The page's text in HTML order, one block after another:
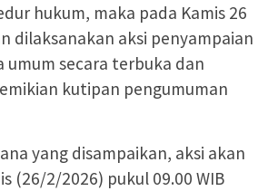
hukum, maka pada Kamis 26
dilaksanakan aksi penyampaian
umum secara terbuka dan
kutipan pengumuman
yang disampaikan, aksi akan
(26/2/2026) pukul 09.00 WIB